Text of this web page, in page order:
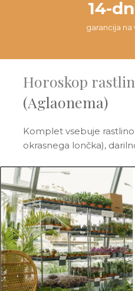
14-
garancija na
Horoskop
(Aglaonema)
Komplet vsebuje
okrasnega lončka),
OPOMBA
Fotografije prikazujejo
dejanske rastline, ki jo
rastlina unikatna, so
prikazano in kupljeno
razlike v velikosti,
cvetov, itd. …